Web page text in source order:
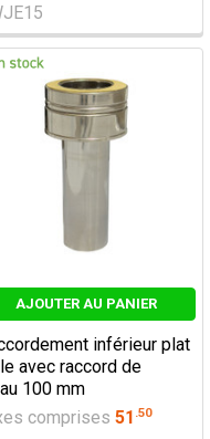
AJOUTER AU PANIER
inférieur plat
avec raccord de
100 mm
comprises 51 .50